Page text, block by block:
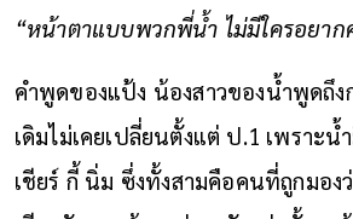
“หน้าตาแบบพวกพี่น้ำ ไม่มีใครอยา
คำพูดของแป้ง น้องสาวของน้ำพูดถึง
เดิมไม่เคยเปลี่ยนตั้งแต่ ป.1 เพราะน้
เชียร์ กี้ นิ่ม ซึ่งทั้งสามคือคนที่ถูกมองว่